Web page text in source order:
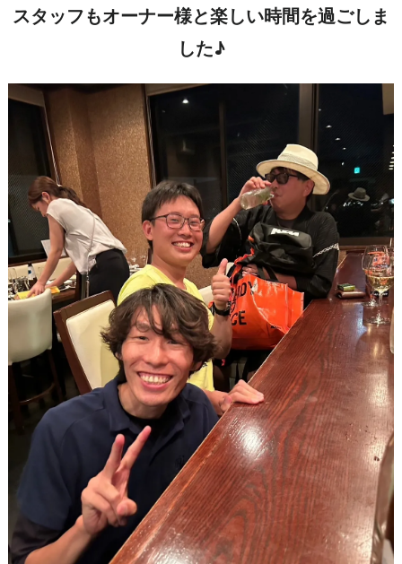
スタッフもオーナー様と楽しい時間を過ごしま
した♪